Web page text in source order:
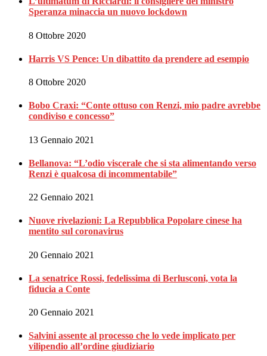
Speranza minaccia un nuovo lockdown
8 Ottobre 2020
Harris VS Pence: Un dibattito da prendere ad esempio
8 Ottobre 2020
Bobo Craxi: “Conte ottuso con Renzi, mio padre avrebbe
condiviso e concesso”
13 Gennaio 2021
Bellanova: “L’odio viscerale che si sta alimentando verso
Renzi è qualcosa di incommentabile”
22 Gennaio 2021
Nuove rivelazioni: La Repubblica Popolare cinese ha
mentito sul coronavirus
20 Gennaio 2021
La senatrice Rossi, fedelissima di Berlusconi, vota la
fiducia a Conte
20 Gennaio 2021
Salvini assente al processo che lo vede implicato per
vilipendio all’ordine giudiziario